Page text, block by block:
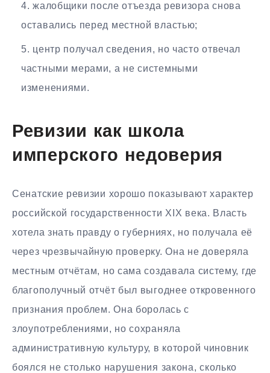
жалобщики после отъезда ревизора снова
оставались перед местной властью;
центр получал сведения, но часто отвечал
частными мерами, а не системными
изменениями.
Ревизии как школа
имперского недоверия
Сенатские ревизии хорошо показывают характер
российской государственности XIX века. Власть
хотела знать правду о губерниях, но получала её
через чрезвычайную проверку. Она не доверяла
местным отчётам, но сама создавала систему, где
благополучный отчёт был выгоднее откровенного
признания проблем. Она боролась с
злоупотреблениями, но сохраняла
административную культуру, в которой чиновник
боялся не столько нарушения закона, сколько